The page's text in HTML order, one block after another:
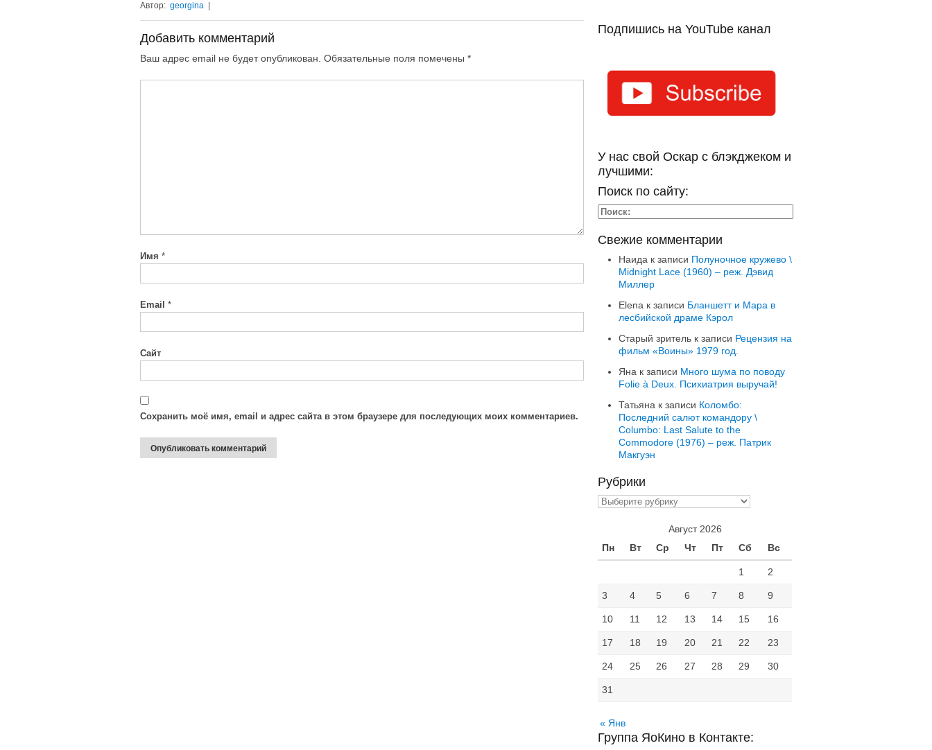
Автор: georgina
Добавить комментарий
Ваш адрес email не будет опубликован. Обязательные поля помечены *
Имя *
Email *
Сайт
Сохранить моё имя, email и адрес сайта в этом браузере для последующих моих комментариев.
Подпишись на YouTube канал
У нас свой Оскар с блэкджеком и
лучшими:
Поиск по сайту:
Свежие комментарии
Наида к записи Полуночное кружево \
Midnight Lace (1960) – реж. Дэвид
Миллер
Elena к записи Бланшетт и Мара в
лесбийской драме Кэрол
Старый зритель к записи Рецензия на
фильм «Воины» 1979 год.
Яна к записи Много шума по поводу
Folie à Deux. Психиатрия выручай!
Татьяна к записи Коломбо:
Последний салют командору \
Columbo: Last Salute to the
Commodore (1976) – реж. Патрик
Макгуэн
Рубрики
Рубрики
Август 2026
Пн
Вт Ср Чт Пт Сб Вс
1 2
3 4 5 6 7 8 9
10 11 12 13 14 15 16
17 18 19 20 21 22 23
24 25 26 27 28 29 30
31
« Янв
Группа ЯоКино в Контакте: